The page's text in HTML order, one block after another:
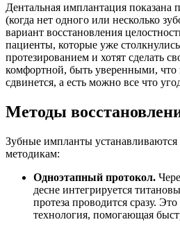
Дентальная имплантация показана
(когда нет одного или несколько
вариант восстановления
пациенты, которые уже
протезированием и хотят сделать
комфортной, быть уверенными, что
сдвинется, а есть можно все что
Методы
Зубные импланты
методикам:
Одноэтапный протокол.
десне интегрируется
протеза проводится сразу.
технология, помогающая